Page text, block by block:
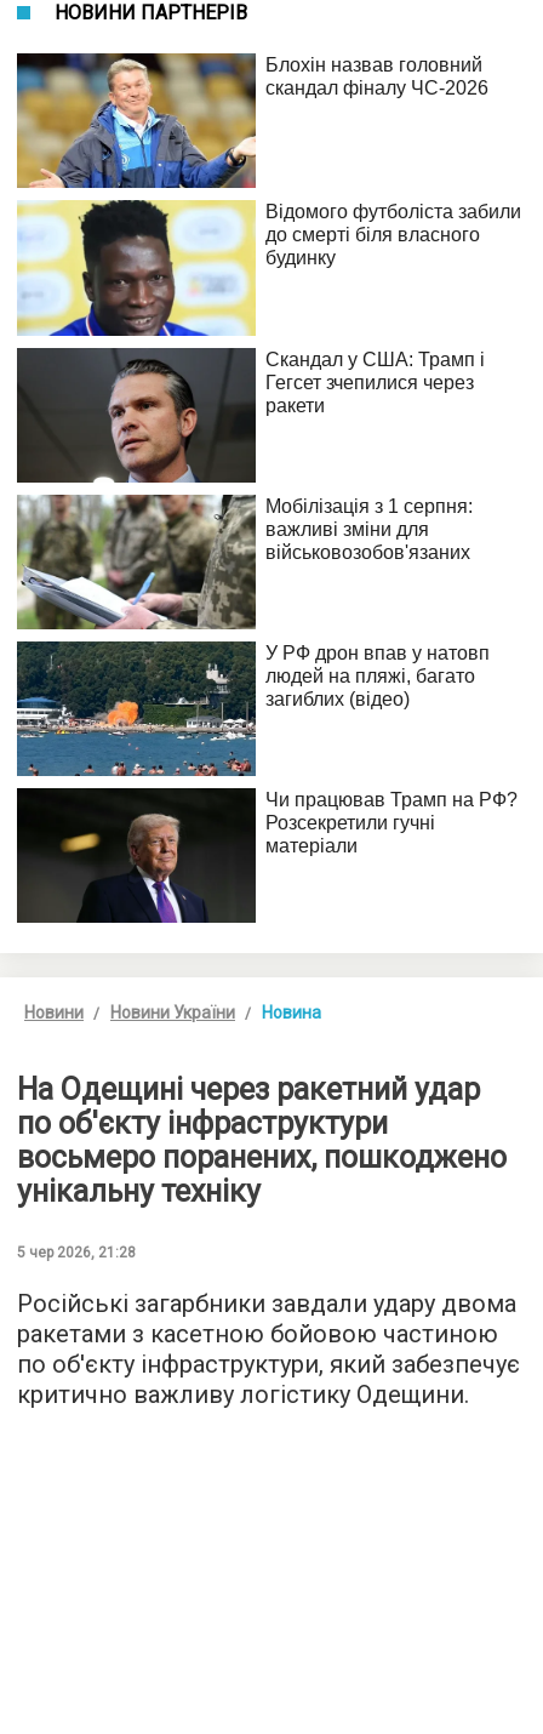
НОВИНИ ПАРТНЕРІВ
Новини Новини України Новина
На Одещині через ракетний удар
по об'єкту інфраструктури
восьмеро поранених, пошкоджено
унікальну техніку
5 чер 2026, 21:28
Російські загарбники завдали удару двома
ракетами з касетною бойовою частиною
по об'єкту інфраструктури, який забезпечує
критично важливу логістику Одещини.